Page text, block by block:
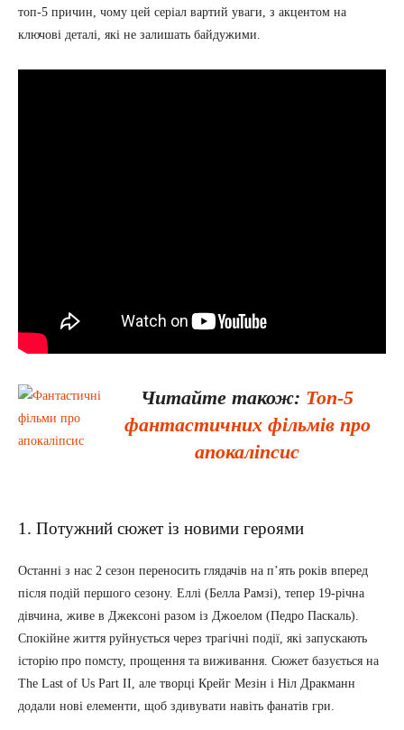
топ-5 причин, чому цей серіал вартий уваги, з акцентом на
ключові деталі, які не залишать байдужими.
Читайте також: Топ-5
фантастичних фільмів про
апокаліпсис
1. Потужний сюжет із новими героями
Останні з нас 2 сезон переносить глядачів на п’ять років вперед
після подій першого сезону. Еллі (Белла Рамзі), тепер 19-річна
дівчина, живе в Джексоні разом із Джоелом (Педро Паскаль).
Спокійне життя руйнується через трагічні події, які запускають
історію про помсту, прощення та виживання. Сюжет базується на
The Last of Us Part II, але творці Крейг Мезін і Ніл Дракманн
додали нові елементи, щоб здивувати навіть фанатів гри.